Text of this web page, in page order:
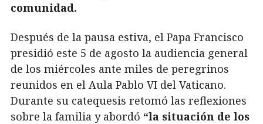
comunidad.
Después de la pausa estiva, el Papa Francisco
presidió este 5 de agosto la audiencia general
de los miércoles ante miles de peregrinos
reunidos en el Aula Pablo VI del Vaticano.
Durante su catequesis retomó las reflexiones
sobre la familia y abordó “la situación de los